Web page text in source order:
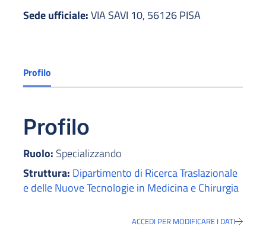
Sede ufficiale:VIA SAVI 10, 56126 PISA
Profilo
Profilo
Ruolo: Specializzando
Struttura: Dipartimento di Ricerca Traslazionale
e delle Nuove Tecnologie in Medicina e Chirurgia
ACCEDI PER MODIFICARE I DATI